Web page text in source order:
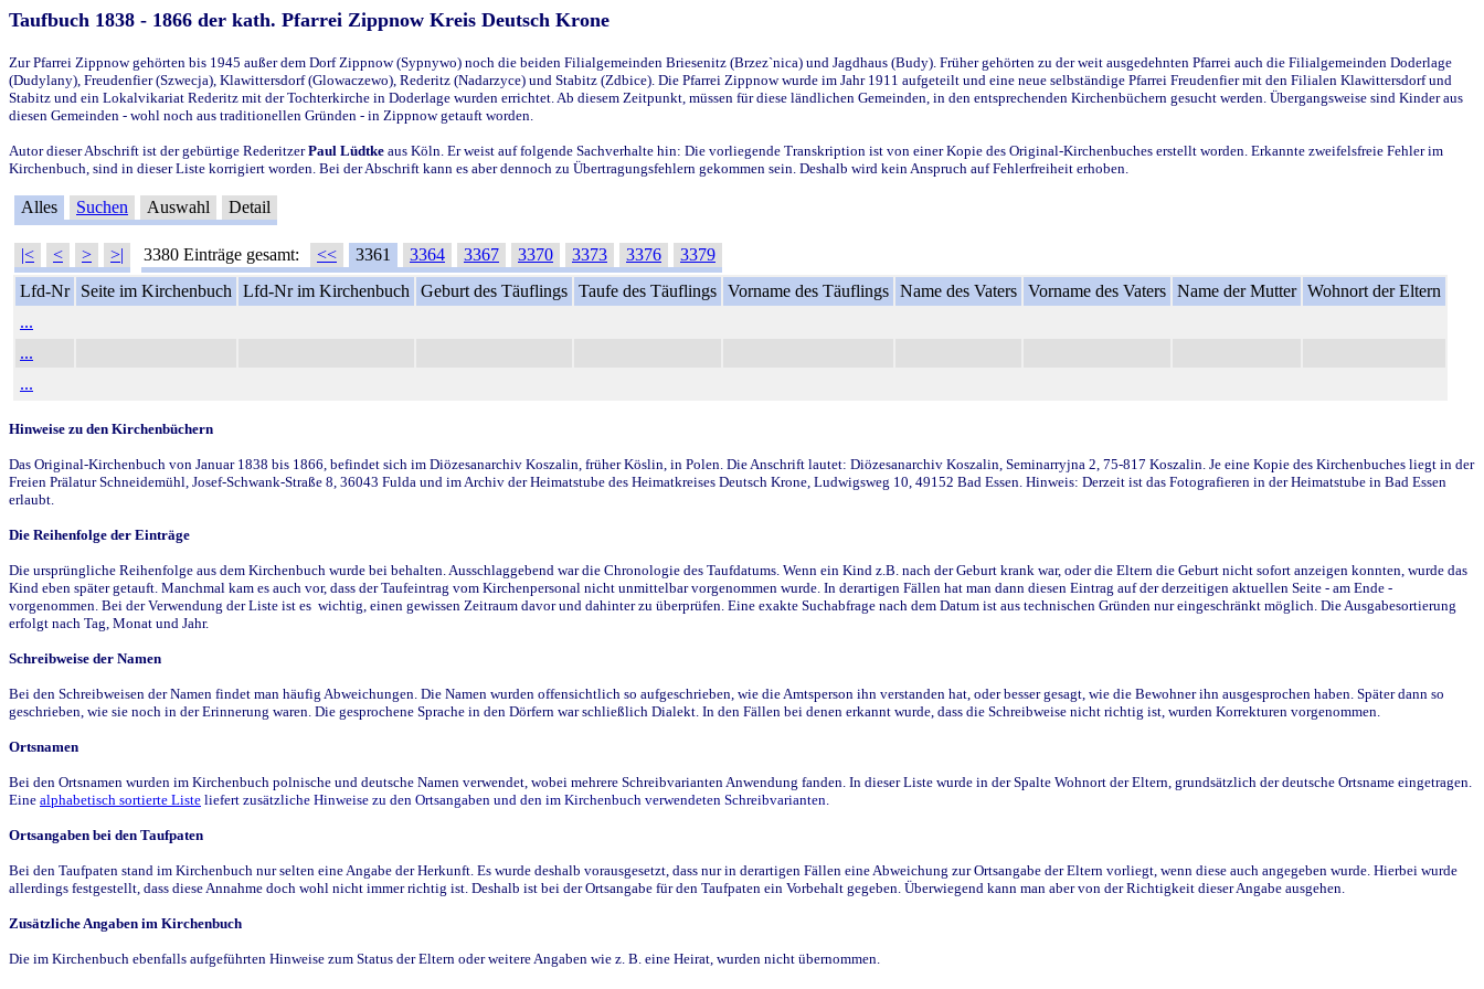
Taufbuch 1838 - 1866 der kath. Pfarrei Zippnow Kreis Deutsch Krone
Zur Pfarrei Zippnow gehörten bis 1945 außer dem Dorf Zippnow (Sypnywo) noch die beiden Filialgemeinden Briesenitz (Brzez`nica) und Jagdhaus (Budy). Früher gehörten zu der weit ausgedehnten Pfarrei auch die Filialgemeinden Doderlage
(Dudylany), Freudenfier (Szwecja), Klawittersdorf (Glowaczewo), Rederitz (Nadarzyce) und Stabitz (Zdbice). Die Pfarrei Zippnow wurde im Jahr 1911 aufgeteilt und eine neue selbständige Pfarrei Freudenfier mit den Filialen Klawittersdorf und
Stabitz und ein Lokalvikariat Rederitz mit der Tochterkirche in Doderlage wurden errichtet. Ab diesem Zeitpunkt, müssen für diese ländlichen Gemeinden, in den entsprechenden Kirchenbüchern gesucht werden. Übergangsweise sind Kinder aus
diesen Gemeinden - wohl noch aus traditionellen Gründen - in Zippnow getauft worden.
Autor dieser Abschrift ist der gebürtige RederitzerPaul Lüdtke aus Köln. Er weist auf folgende Sachverhalte hin: Die vorliegende Transkription ist von einer Kopie des Original-Kirchenbuches erstellt worden. Erkannte zweifelsfreie Fehler im
Kirchenbuch, sind in dieser Liste korrigiert worden. Bei der Abschrift kann es aber dennoch zu Übertragungsfehlern gekommen sein. Deshalb wird kein Anspruch auf Fehlerfreiheit erhoben.
Alles Suchen Auswahl Detail
|< < > >| 3380 Einträge gesamt: << 3361 3364 3367 3370 3373 3376
3379
Lfd-Nr
Seite im Kirchenbuch Lfd-Nr im Kirchenbuch Geburt des Täuflings Taufe des Täuflings Vorname des Täuflings Name des Vaters Vorname des Vaters Name der Mutter Wohnort der Eltern
...
...
...
Hinweise zu den Kirchenbüchern
Das Original-Kirchenbuch von Januar 1838 bis 1866, befindet sich im Diözesanarchiv Koszalin, früher Köslin, in Polen. Die Anschrift lautet: Diözesanarchiv Koszalin, Seminarryjna 2, 75-817 Koszalin. Je eine Kopie des Kirchenbuches liegt in der
Freien Prälatur Schneidemühl, Josef-Schwank-Straße 8, 36043 Fulda und im Archiv der Heimatstube des Heimatkreises Deutsch Krone, Ludwigsweg 10, 49152 Bad Essen. Hinweis: Derzeit ist das Fotografieren in der Heimatstube in Bad Essen
erlaubt.
Die Reihenfolge der Einträge
Die ursprüngliche Reihenfolge aus dem Kirchenbuch wurde bei behalten. Ausschlaggebend war die Chronologie des Taufdatums. Wenn ein Kind z.B. nach der Geburt krank war, oder die Eltern die Geburt nicht sofort anzeigen konnten, wurde das
Kind eben später getauft. Manchmal kam es auch vor, dass der Taufeintrag vom Kirchenpersonal nicht unmittelbar vorgenommen wurde. In derartigen Fällen hat man dann diesen Eintrag auf der derzeitigen aktuellen Seite - am Ende -
vorgenommen. Bei der Verwendung der Liste ist es wichtig, einen gewissen Zeitraum davor und dahinter zu überprüfen. Eine exakte Suchabfrage nach dem Datum ist aus technischen Gründen nur eingeschränkt möglich. Die Ausgabesortierung
erfolgt nach Tag, Monat und Jahr.
Schreibweise der Namen
Bei den Schreibweisen der Namen findet man häufig Abweichungen. Die Namen wurden offensichtlich so aufgeschrieben, wie die Amtsperson ihn verstanden hat, oder besser gesagt, wie die Bewohner ihn ausgesprochen haben. Später dann so
geschrieben, wie sie noch in der Erinnerung waren. Die gesprochene Sprache in den Dörfern war schließlich Dialekt. In den Fällen bei denen erkannt wurde, dass die Schreibweise nicht richtig ist, wurden Korrekturen vorgenommen.
Ortsnamen
Bei den Ortsnamen wurden im Kirchenbuch polnische und deutsche Namen verwendet, wobei mehrere Schreibvarianten Anwendung fanden. In dieser Liste wurde in der Spalte Wohnort der Eltern, grundsätzlich der deutsche Ortsname eingetragen.
Eine alphabetisch sortierte Liste liefert zusätzliche Hinweise zu den Ortsangaben und den im Kirchenbuch verwendeten Schreibvarianten.
Ortsangaben bei den Taufpaten
Bei den Taufpaten stand im Kirchenbuch nur selten eine Angabe der Herkunft. Es wurde deshalb vorausgesetzt, dass nur in derartigen Fällen eine Abweichung zur Ortsangabe der Eltern vorliegt, wenn diese auch angegeben wurde. Hierbei wurde
allerdings festgestellt, dass diese Annahme doch wohl nicht immer richtig ist. Deshalb ist bei der Ortsangabe für den Taufpaten ein Vorbehalt gegeben. Überwiegend kann man aber von der Richtigkeit dieser Angabe ausgehen.
Zusätzliche Angaben im Kirchenbuch
Die im Kirchenbuch ebenfalls aufgeführten Hinweise zum Status der Eltern oder weitere Angaben wie z. B. eine Heirat, wurden nicht übernommen.